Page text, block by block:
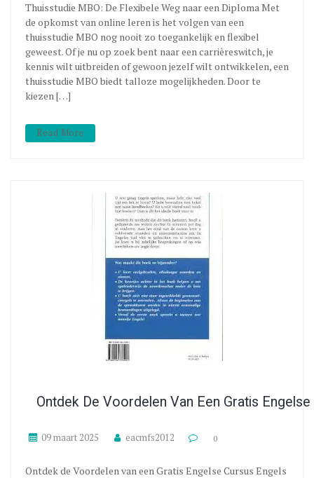
Thuisstudie MBO: De Flexibele Weg naar een Diploma Met
de opkomst van online leren is het volgen van een
thuisstudie MBO nog nooit zo toegankelijk en flexibel
geweest. Of je nu op zoek bent naar een carrièreswitch, je
kennis wilt uitbreiden of gewoon jezelf wilt ontwikkelen, een
thuisstudie MBO biedt talloze mogelijkheden. Door te
kiezen […]
Read More
Ontdek De Voordelen Van Een Gratis Engelse
09 maart 2025 eacmfs2012 0
Ontdek de Voordelen van een Gratis Engelse Cursus Engels